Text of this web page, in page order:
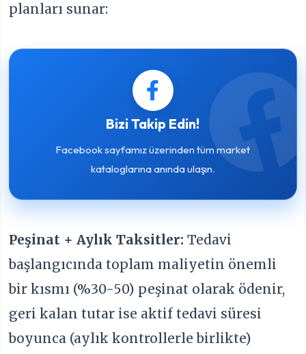
planları sunar:
Bizi Takip Edin!
Facebook sayfamız üzerinden tüm market
kataloglarına anında ulaşın.
Peşinat + Aylık Taksitler: Tedavi
başlangıcında toplam maliyetin önemli
bir kısmı (%30-50) peşinat olarak ödenir,
geri kalan tutar ise aktif tedavi süresi
boyunca (aylık kontrollerle birlikte)